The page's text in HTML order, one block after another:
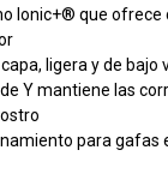
Ionic+® que ofrece
ligera y de bajo
Y mantiene las
para gafas